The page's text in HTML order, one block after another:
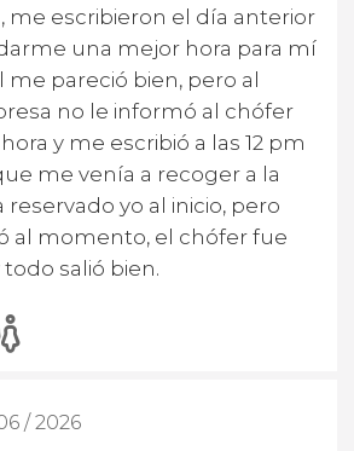
me escribieron el día anterior
una mejor hora para mí
me pareció bien, pero al
no le informó al chófer
y me escribió a las 12 pm
me venía a recoger a la
yo al inicio, pero
al momento, el chófer fue
salió bien.
/ 2026